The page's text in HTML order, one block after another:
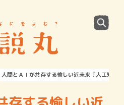
人間とＡＩが共存する愉しい近未来『人工知能